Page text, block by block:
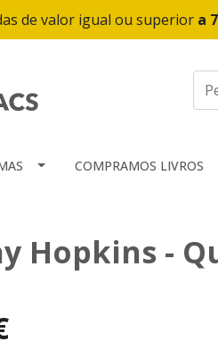
de valor igual ou superior a
COMPRAMOS LIVROS
Hopkins -